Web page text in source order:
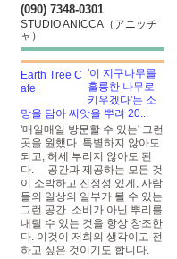
(090) 7348-0301
STUDIO ANICCA（アニッチ
ャ）
'이 지구나무를
훌륭한 나무로
키우겠다'는 소
망을 담아 씨앗을 뿌려 20...
'매일매일 방문할 수 있는' 그런
곳을 원했다. 특별하지 않아도
되고, 허세 부리지 않아도 된
다. 공간과 제공하는 모든 것
이 소박하고 진정성 있게, 사람
들의 일상의 일부가 될 수 있는
그런 공간. 소비가 아닌 뿌리를
내릴 수 있는 것을 항상 창조한
다. 이것이 저희의 생각이고 전
하고 싶은 것이기도 합니다.